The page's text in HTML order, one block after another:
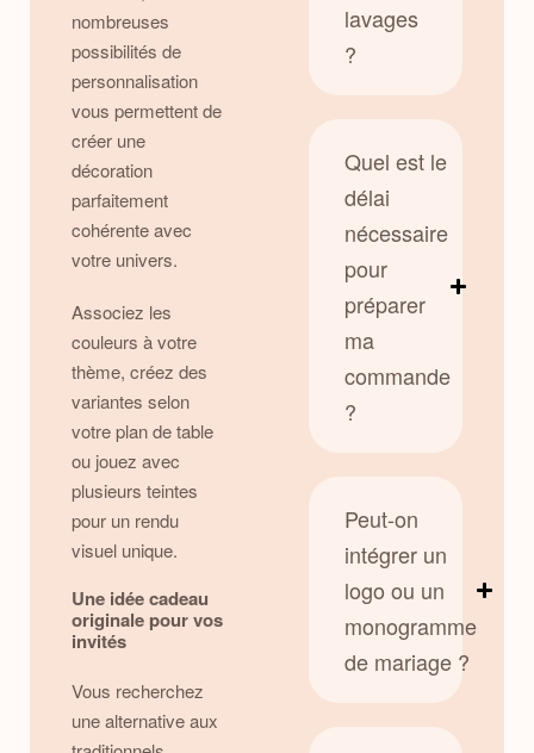
nombreuses
possibilités de
personnalisation
vous permettent de
créer une
décoration
parfaitement
cohérente avec
votre univers.
Associez les
couleurs à votre
thème, créez des
variantes selon
votre plan de table
ou jouez avec
plusieurs teintes
pour un rendu
visuel unique.
Une idée cadeau
originale pour vos
invités
Vous recherchez
une alternative aux
lavages
?
Quel est le
délai
nécessaire
pour
préparer
ma
commande
?
Peut-on
intégrer un
logo ou un
monogramme
de mariage ?